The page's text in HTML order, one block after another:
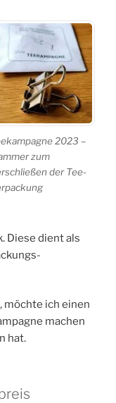
2023 –
zum
der Tee-
Diese dient als
möchte ich einen
machen
hat.